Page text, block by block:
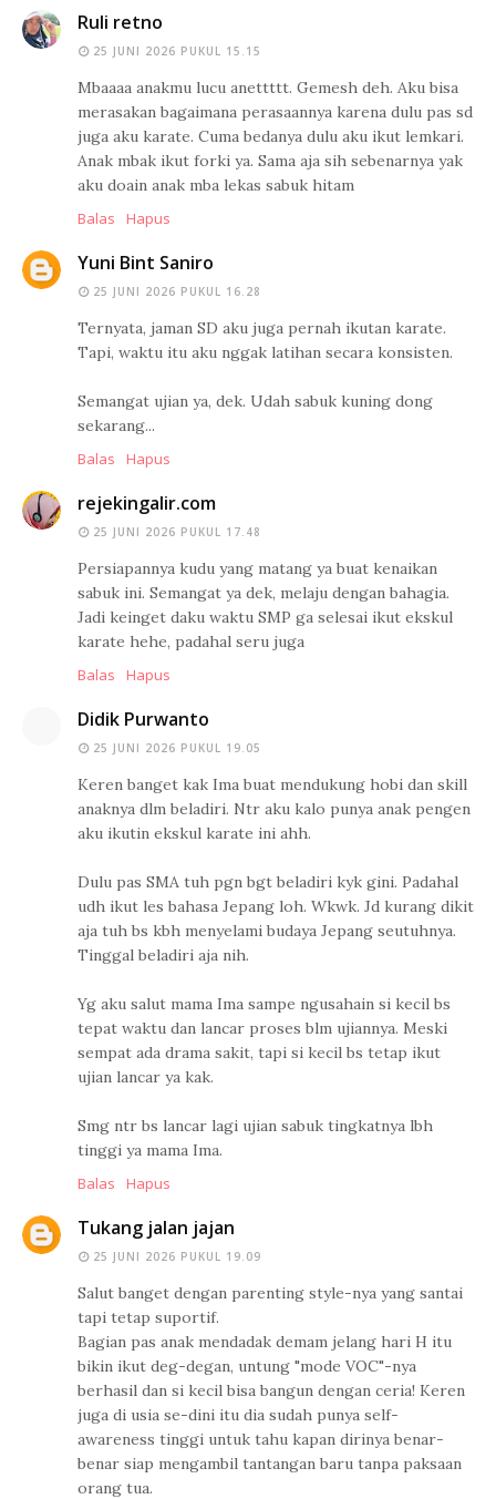
Ruli retno
25 JUNI 2026 PUKUL 15.15
Mbaaaa anakmu lucu anettttt. Gemesh deh. Aku bisa
merasakan bagaimana perasaannya karena dulu pas sd
juga aku karate. Cuma bedanya dulu aku ikut lemkari.
Anak mbak ikut forki ya. Sama aja sih sebenarnya yak
aku doain anak mba lekas sabuk hitam
Balas
Hapus
Yuni Bint Saniro
25 JUNI 2026 PUKUL 16.28
Ternyata, jaman SD aku juga pernah ikutan karate.
Tapi, waktu itu aku nggak latihan secara konsisten.
Semangat ujian ya, dek. Udah sabuk kuning dong
sekarang...
Balas
Hapus
rejekingalir.com
25 JUNI 2026 PUKUL 17.48
Persiapannya kudu yang matang ya buat kenaikan
sabuk ini. Semangat ya dek, melaju dengan bahagia.
Jadi keinget daku waktu SMP ga selesai ikut ekskul
karate hehe, padahal seru juga
Balas
Hapus
Didik Purwanto
25 JUNI 2026 PUKUL 19.05
Keren banget kak Ima buat mendukung hobi dan skill
anaknya dlm beladiri. Ntr aku kalo punya anak pengen
aku ikutin ekskul karate ini ahh.
Dulu pas SMA tuh pgn bgt beladiri kyk gini. Padahal
udh ikut les bahasa Jepang loh. Wkwk. Jd kurang dikit
aja tuh bs kbh menyelami budaya Jepang seutuhnya.
Tinggal beladiri aja nih.
Yg aku salut mama Ima sampe ngusahain si kecil bs
tepat waktu dan lancar proses blm ujiannya. Meski
sempat ada drama sakit, tapi si kecil bs tetap ikut
ujian lancar ya kak.
Smg ntr bs lancar lagi ujian sabuk tingkatnya lbh
tinggi ya mama Ima.
Balas
Hapus
Tukang jalan jajan
25 JUNI 2026 PUKUL 19.09
Salut banget dengan parenting style-nya yang santai
tapi tetap suportif.
Bagian pas anak mendadak demam jelang hari H itu
bikin ikut deg-degan, untung "mode VOC"-nya
berhasil dan si kecil bisa bangun dengan ceria! Keren
juga di usia se-dini itu dia sudah punya self-
awareness tinggi untuk tahu kapan dirinya benar-
benar siap mengambil tantangan baru tanpa paksaan
orang tua.